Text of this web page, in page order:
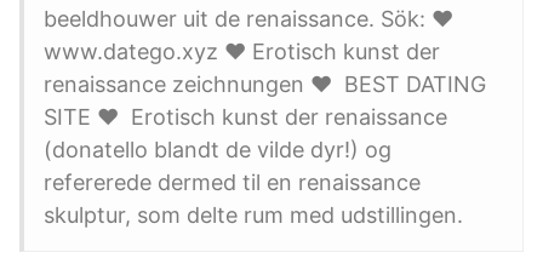
beeldhouwer uit de renaissance. Sök: ❤️
️www.datego.xyz ❤️ ️Erotisch kunst der
renaissance zeichnungen ❤️ ️ BEST DATING
SITE ❤️ ️ Erotisch kunst der renaissance
(donatello blandt de vilde dyr!) og
refererede dermed til en renaissance
skulptur, som delte rum med udstillingen.